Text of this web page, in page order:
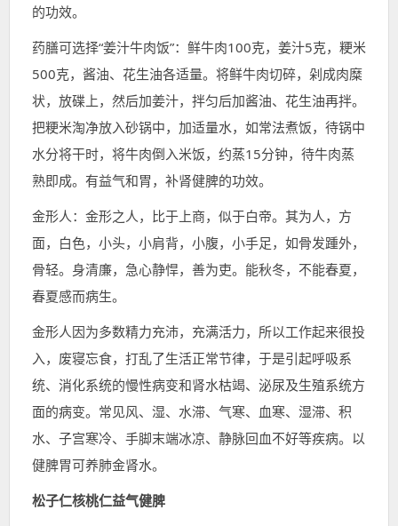
的功效。
药膳可选择“姜汁牛肉饭”：鲜牛肉100克，姜汁5克，粳米
500克，酱油、花生油各适量。将鲜牛肉切碎，剁成肉糜
状，放碟上，然后加姜汁，拌匀后加酱油、花生油再拌。
把粳米淘净放入砂锅中，加适量水，如常法煮饭，待锅中
水分将干时，将牛肉倒入米饭，约蒸15分钟，待牛肉蒸
熟即成。有益气和胃，补肾健脾的功效。
金形人：金形之人，比于上商，似于白帝。其为人，方
面，白色，小头，小肩背，小腹，小手足，如骨发踵外，
骨轻。身清廉，急心静悍，善为吏。能秋冬，不能春夏，
春夏感而病生。
金形人因为多数精力充沛，充满活力，所以工作起来很投
入，废寝忘食，打乱了生活正常节律，于是引起呼吸系
统、消化系统的慢性病变和肾水枯竭、泌尿及生殖系统方
面的病变。常见风、湿、水滞、气寒、血寒、湿滞、积
水、子宫寒冷、手脚末端冰凉、静脉回血不好等疾病。以
健脾胃可养肺金肾水。
松子仁核桃仁益气健脾